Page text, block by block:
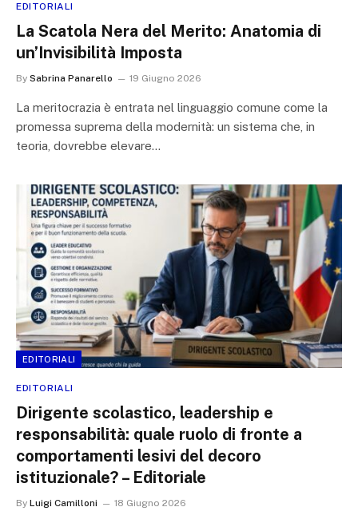
EDITORIALI
La Scatola Nera del Merito: Anatomia di
un’Invisibilità Imposta
By Sabrina Panarello 19 Giugno 2026
La meritocrazia è entrata nel linguaggio comune come la
promessa suprema della modernità: un sistema che, in
teoria, dovrebbe elevare…
EDITORIALI
EDITORIALI
Dirigente scolastico, leadership e
responsabilità: quale ruolo di fronte a
comportamenti lesivi del decoro
istituzionale? – Editoriale
By Luigi Camilloni 18 Giugno 2026